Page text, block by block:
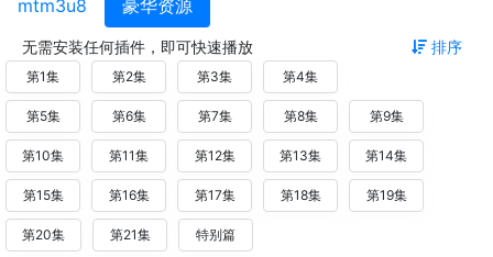
mtm3u8 豪华资源
无需安装任何插件，即可快速播放 排序
第1集 第2集 第3集 第4集
第5集 第6集 第7集 第8集 第9集
第10集 第11集 第12集 第13集 第14集
第15集 第16集 第17集 第18集 第19集
第20集 第21集 特别篇